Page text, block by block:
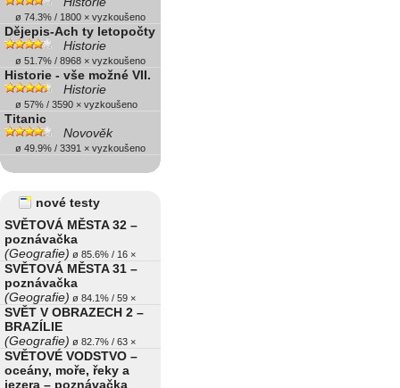
ø 74.3% / 1800 × vyzkoušeno
Dějepis-Ach ty letopočty
Historie
ø 51.7% / 8968 × vyzkoušeno
Historie - vše možné VII.
Historie
ø 57% / 3590 × vyzkoušeno
Titanic
Novověk
ø 49.9% / 3391 × vyzkoušeno
nové testy
SVĚTOVÁ MĚSTA 32 –
poznávačka
(Geografie) ø 85.6% / 16 ×
SVĚTOVÁ MĚSTA 31 –
poznávačka
(Geografie) ø 84.1% / 59 ×
SVĚT V OBRAZECH 2 –
BRAZÍLIE
(Geografie) ø 82.7% / 63 ×
SVĚTOVÉ VODSTVO –
oceány, moře, řeky a
jezera – poznávačka